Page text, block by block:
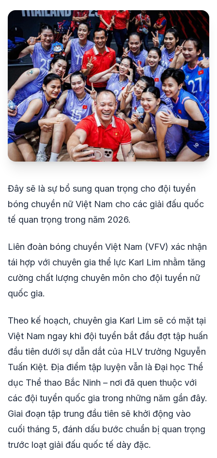
share mail © 2026 TT24H
Đây sẽ là sự bổ sung quan trọng cho đội tuyển
bóng chuyền nữ Việt Nam cho các giải đấu quốc
tế quan trọng trong năm 2026.
Liên đoàn bóng chuyền Việt Nam (VFV) xác nhận
tái hợp với chuyên gia thể lực Karl Lim nhằm tăng
cường chất lượng chuyên môn cho đội tuyển nữ
quốc gia.
Theo kế hoạch, chuyên gia Karl Lim sẽ có mặt tại
Việt Nam ngay khi đội tuyển bắt đầu đợt tập huấn
đầu tiên dưới sự dẫn dắt của HLV trưởng Nguyễn
Tuấn Kiệt. Địa điểm tập luyện vẫn là Đại học Thể
dục Thể thao Bắc Ninh – nơi đã quen thuộc với
các đội tuyển quốc gia trong những năm gần đây.
Giai đoạn tập trung đầu tiên sẽ khởi động vào
cuối tháng 5, đánh dấu bước chuẩn bị quan trọng
trước loạt giải đấu quốc tế dày đặc.